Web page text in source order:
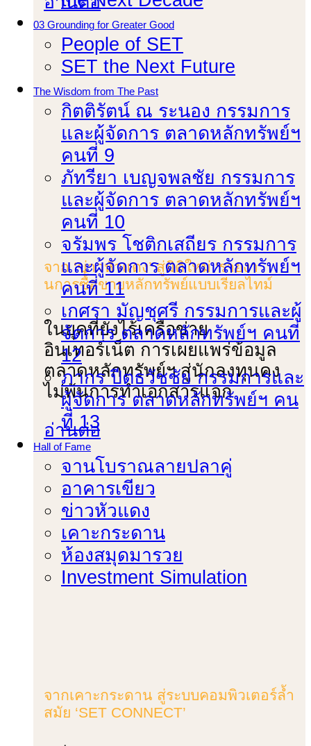
จาก ‘ข่าวหัวแดง’ สู่มิติใหม่ ‘รายงา
นการซื้้อขายหลักทรัพย์แบบเรียลไทม์
ในยุคที่ยังไร้เครือข่าย
อินเทอร์เน็ต การเผยแพร่ข้อมูล
ตลาดหลักทรัพย์ฯ สู่นักลงทุนคง
ไม่พ้นการทําเอกสารแจก
อ่านต่อ
จากเคาะกระดาน สู่ระบบคอมพิวเตอร์ล้ำ
สมัย ‘SET CONNECT’
03 Grounding for Greater Good
People of SET
SET the Next Future
The Wisdom from The Past
กิตติรัตน์ ณ ระนอง กรรมการ
และผู้จัดการ ตลาดหลักทรัพย์ฯ
คนที่ 9
ภัทรียา เบญจพลชัย กรรมการ
และผู้จัดการ ตลาดหลักทรัพย์ฯ
คนที่ 10
จรัมพร โชติกเสถียร กรรมการ
และผู้จัดการ ตลาดหลักทรัพย์ฯ
คนที่ 11
เกศรา มัญชุศรี กรรมการและผู้
จัดการ ตลาดหลักทรัพย์ฯ คนที่
12
ภากร ปีตธวัชชัย กรรมการและ
ผู้จัดการ ตลาดหลักทรัพย์ฯ คน
ที่ 13
Hall of Fame
จานโบราณลายปลาคู่
อาคารเขียว
ข่าวหัวแดง
เคาะกระดาน
ห้องสมุดมารวย
Investment Simulation